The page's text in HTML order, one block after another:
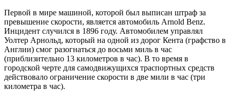
Первой в мире машиной, которой был выписан штраф за
превышение скорости, является автомобиль Arnold Benz.
Инцидент случился в 1896 году. Автомобилем управлял
Уолтер Арнольд, который на одной из дорог Кента (графство в
Англии) смог разогнаться до восьми миль в час
(приблизительно 13 километров в час). В то время в
городской черте для самодвижущихся траспортных средств
действовало ограничение скорости в две мили в час (три
километра в час).